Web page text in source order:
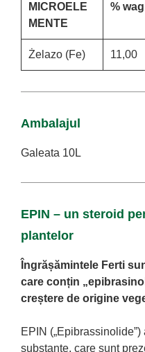
MICROELE
MENTE
%
Żelazo (Fe) 11,00
Ambalajul
Galeata 10L
EPIN – un steroid
plantelor
Îngrășămintele Ferti
care conțin
creștere de origine
EPIN
substanțe, care sunt